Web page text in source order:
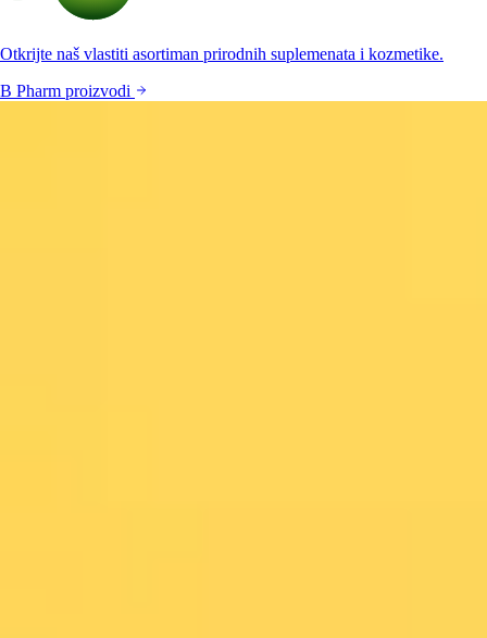
Otkrijte naš vlastiti asortiman prirodnih suplemenata i kozmetike.
B Pharm proizvodi